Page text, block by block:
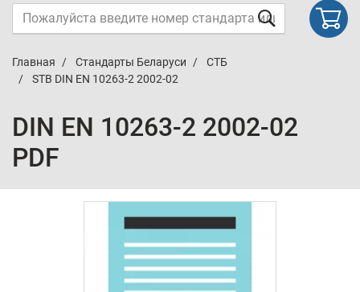
Главная Стандарты Беларуси
СТБ
STB DIN EN 10263-2 2002-02
DIN EN 10263-2 2002-02
PDF